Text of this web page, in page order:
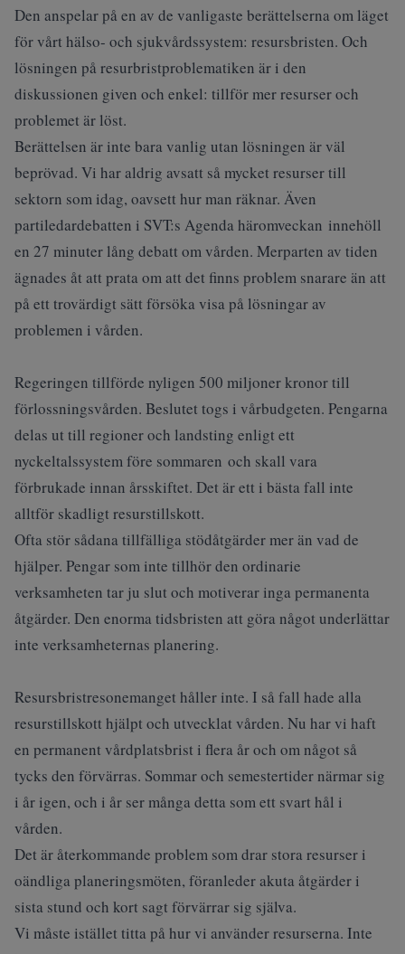
Den anspelar på en av de vanligaste berättelserna om läget
för vårt hälso- och sjukvårdssystem: resursbristen. Och
lösningen på resurbristproblematiken är i den
diskussionen given och enkel: tillför mer resurser och
problemet är löst.
Berättelsen är inte bara vanlig utan lösningen är väl
beprövad. Vi har aldrig avsatt så mycket resurser till
sektorn som idag, oavsett hur man räknar. Även
partiledardebatten i SVT:s Agenda häromveckan innehöll
en 27 minuter lång debatt om vården. Merparten av tiden
ägnades åt att prata om att det finns problem snarare än att
på ett trovärdigt sätt försöka visa på lösningar av
problemen i vården.
Regeringen tillförde nyligen 500 miljoner kronor till
förlossningsvården. Beslutet togs i vårbudgeten. Pengarna
delas ut till regioner och landsting enligt ett
nyckeltalssystem före sommaren och skall vara
förbrukade innan årsskiftet. Det är ett i bästa fall inte
alltför skadligt resurstillskott.
Ofta stör sådana tillfälliga stödåtgärder mer än vad de
hjälper. Pengar som inte tillhör den ordinarie
verksamheten tar ju slut och motiverar inga permanenta
åtgärder. Den enorma tidsbristen att göra något underlättar
inte verksamheternas planering.
Resursbristresonemanget håller inte. I så fall hade alla
resurstillskott hjälpt och utvecklat vården. Nu har vi haft
en permanent vårdplatsbrist i flera år och om något så
tycks den förvärras. Sommar och semestertider närmar sig
i år igen, och i år ser många detta som ett svart hål i
vården.
Det är återkommande problem som drar stora resurser i
oändliga planeringsmöten, föranleder akuta åtgärder i
sista stund och kort sagt förvärrar sig själva.
Vi måste istället titta på hur vi använder resurserna. Inte